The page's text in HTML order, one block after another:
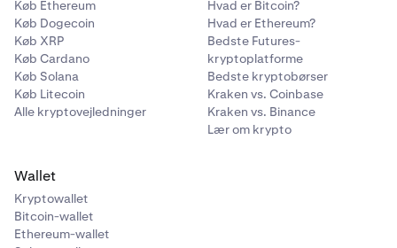
Køb Ethereum
Køb Dogecoin
Køb XRP
Køb Cardano
Køb Solana
Køb Litecoin
Alle kryptovejledninger
Hvad er Bitcoin?
Hvad er Ethereum?
Bedste Futures-
kryptoplatforme
Bedste kryptobørser
Kraken vs. Coinbase
Kraken vs. Binance
Lær om krypto
Wallet
Kryptowallet
Bitcoin-wallet
Ethereum-wallet